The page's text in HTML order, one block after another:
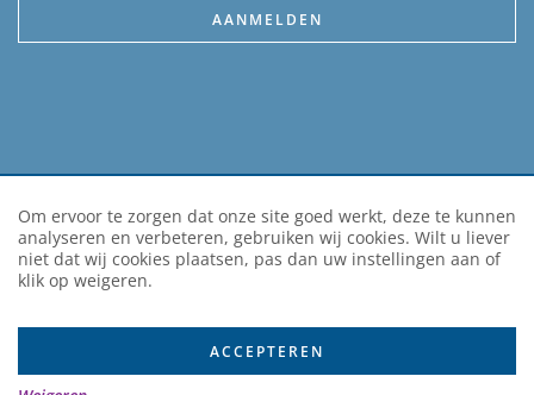
© Het ABC 🌱 Duurzaam ontwikkeld door Go2People
Ontwerp door LOTS OF / Concept & ontwerp KvK 41199273
Algemene voorwaarden Privacy verklaring Sitemap
Om ervoor te zorgen dat onze site goed werkt, deze te kunnen
analyseren en verbeteren, gebruiken wij cookies. Wilt u liever
niet dat wij cookies plaatsen, pas dan uw instellingen aan of
klik op weigeren.
ACCEPTEREN